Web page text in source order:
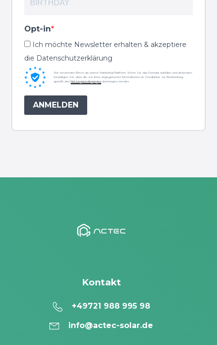
Opt-in
Ich möchte Newsletter erhalten & akzeptiere
die Datenschutzerklärung
Wir verwenden Brevo als unsere Marketing-Plattform. Wenn Sie das Formular ausfüllen und absenden,
bestätigen Sie, dass die von Ihnen angegebenen Informationen an Sendinblue zur Bearbeitung
gemäß den Nutzungsbedingungen übertragen werden.
ANMELDEN
Kontakt
+49721 988 995 98
info@actec-solar.de